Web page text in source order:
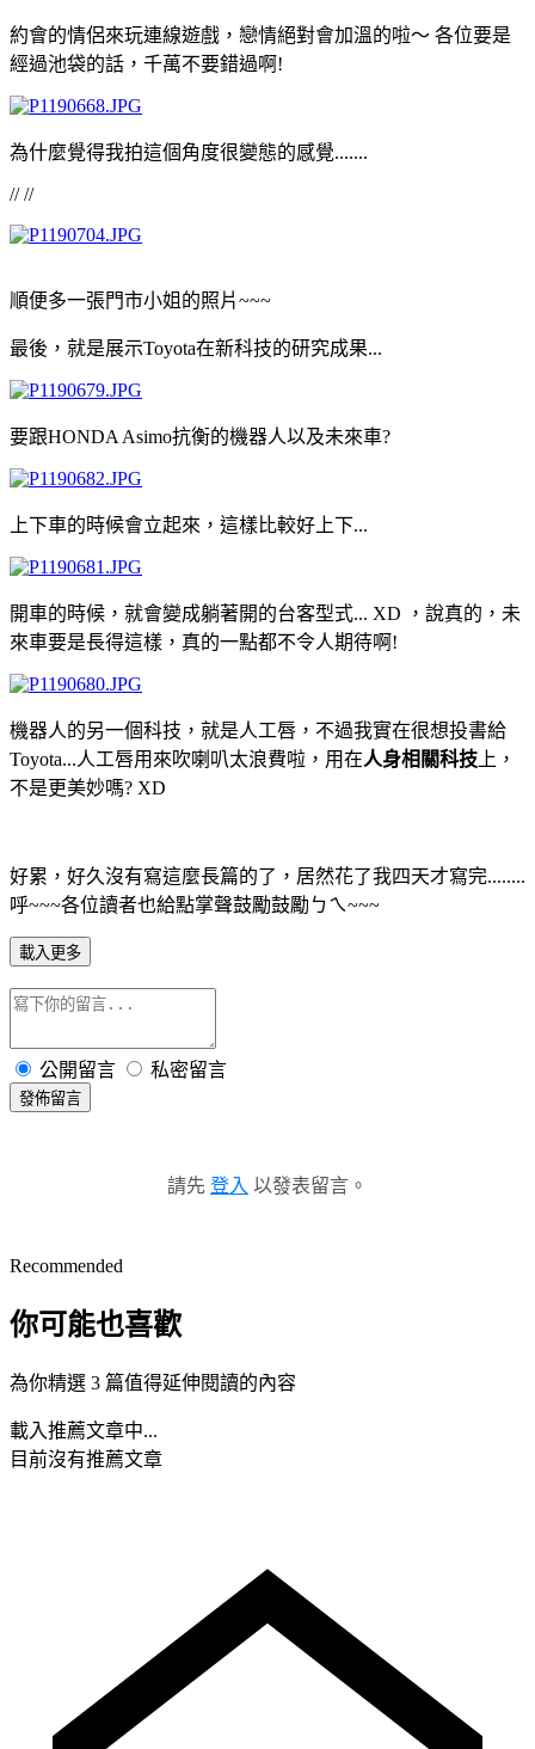
約會的情侶來玩連線遊戲，戀情絕對會加溫的啦～ 各位要是
經過池袋的話，千萬不要錯過啊!
為什麼覺得我拍這個角度很變態的感覺.......
// //
順便多一張門市小姐的照片~~~
最後，就是展示Toyota在新科技的研究成果...
要跟HONDA Asimo抗衡的機器人以及未來車?
上下車的時候會立起來，這樣比較好上下...
開車的時候，就會變成躺著開的台客型式... XD ，說真的，未
來車要是長得這樣，真的一點都不令人期待啊!
機器人的另一個科技，就是人工唇，不過我實在很想投書給
Toyota...人工唇用來吹喇叭太浪費啦，用在人身相關科技 上，
不是更美妙嗎? XD
好累，好久沒有寫這麼長篇的了，居然花了我四天才寫完........
呼~~~各位讀者也給點掌聲鼓勵鼓勵ㄅㄟ~~~
載入更多
公開留言 私密留言
發佈留言
請先 登入 以發表留言。
Recommended
你可能也喜歡
為你精選 3 篇值得延伸閱讀的內容
載入推薦文章中...
目前沒有推薦文章